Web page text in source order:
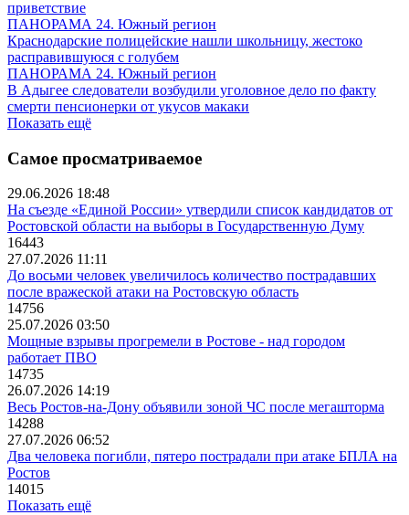
приветствие
ПАНОРАМА 24. Южный регион
Краснодарские полицейские нашли школьницу, жестоко
расправившуюся с голубем
ПАНОРАМА 24. Южный регион
В Адыгее следователи возбудили уголовное дело по факту
смерти пенсионерки от укусов макаки
Показать ещё
Самое просматриваемое
29.06.2026 18:48
На съезде «Единой России» утвердили список кандидатов от
Ростовской области на выборы в Государственную Думу
16443
27.07.2026 11:11
До восьми человек увеличилось количество пострадавших
после вражеской атаки на Ростовскую область
14756
25.07.2026 03:50
Мощные взрывы прогремели в Ростове - над городом
работает ПВО
14735
26.07.2026 14:19
Весь Ростов-на-Дону объявили зоной ЧС после мегашторма
14288
27.07.2026 06:52
Два человека погибли, пятеро пострадали при атаке БПЛА на
Ростов
14015
Показать ещё